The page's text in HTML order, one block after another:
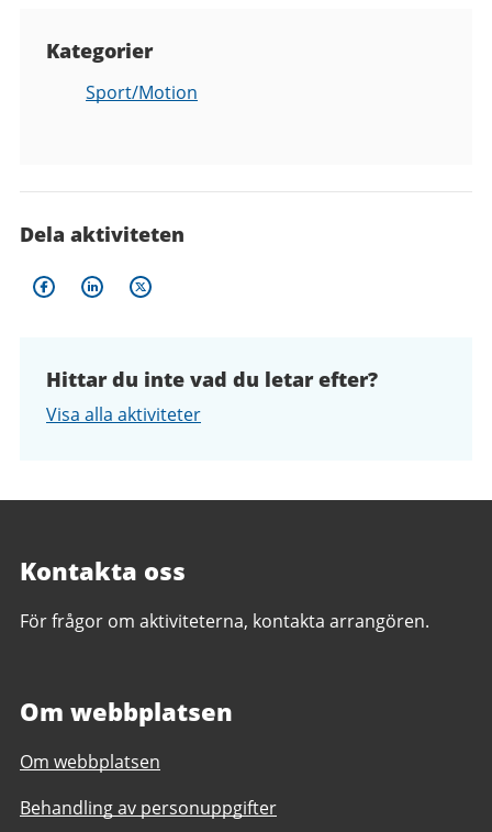
Kategorier
Sport/Motion
Dela aktiviteten
Hittar du inte vad du letar efter?
Visa alla aktiviteter
Kontakta oss
För frågor om aktiviteterna, kontakta arrangören.
Om webbplatsen
Om webbplatsen
Behandling av personuppgifter